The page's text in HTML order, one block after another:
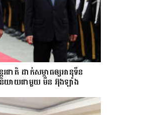
ជាតិ ដាក់សម្ពាធឲ្យអានុទីន
យាយជាមួយ មីន អ៊ុងឡាំង